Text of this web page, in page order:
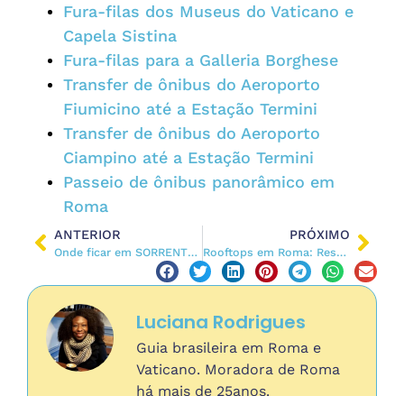
Fura-filas dos Museus do Vaticano e
Capela Sistina
Fura-filas para a Galleria Borghese
Transfer de ônibus do Aeroporto
Fiumicino até a Estação Termini
Transfer de ônibus do Aeroporto
Ciampino até a Estação Termini
Passeio de ônibus panorâmico em
Roma
ANTERIOR
Onde ficar em SORRENTO, e perto da Costa Amalfitana [2026]
PRÓXIMO
Rooftops em Roma: Restaurantes e Bares com Vista Panorâmica
Luciana Rodrigues
Guia brasileira em Roma e
Vaticano. Moradora de Roma
há mais de 25anos.